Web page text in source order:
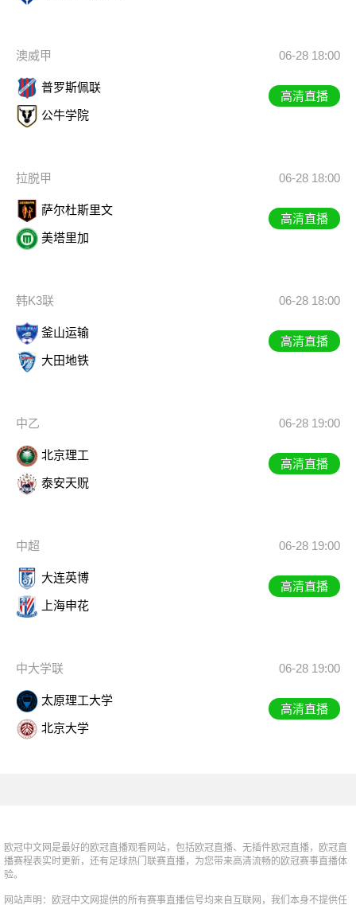
澳威甲 06-28 18:00
普罗斯佩联
公牛学院
高清直播
拉脱甲 06-28 18:00
萨尔杜斯里文
美塔里加
高清直播
韩K3联 06-28 18:00
釜山运输
大田地铁
高清直播
中乙 06-28 19:00
北京理工
泰安天贶
高清直播
中超 06-28 19:00
大连英博
上海申花
高清直播
中大学联 06-28 19:00
太原理工大学
北京大学
高清直播
欧冠中文网是最好的欧冠直播观看网站，包括欧冠直播、无插件欧冠直播，欧冠直
播赛程表实时更新，还有足球热门联赛直播，为您带来高清流畅的欧冠赛事直播体
验。
网站声明：欧冠中文网提供的所有赛事直播信号均来自互联网，我们本身不提供任